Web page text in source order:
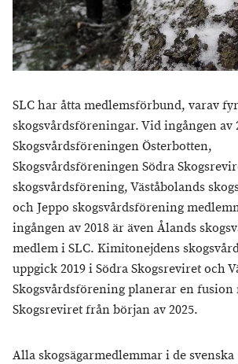
SLC har åtta medlemsförbund, varav
skogsvårdsföreningar. Vid ingången av
Skogsvårdsföreningen Österbotten,
Skogsvårdsföreningen Södra
skogsvårdsförening, Väståbolands
och Jeppo skogsvårdsförening
ingången av 2018 är även Ålands
medlem i SLC. Kimitonejdens
uppgick 2019 i Södra Skogsreviret och
Skogsvårdsförening planerar en fusion
Skogsreviret från början av 2025.
Alla skogsägarmedlemmar i de svenska